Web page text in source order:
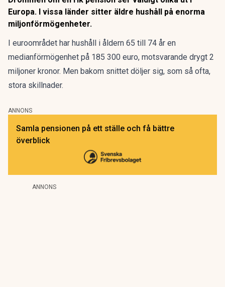
Europa. I vissa länder sitter äldre hushåll på enorma
miljonförmögenheter.
I euroområdet har hushåll i åldern 65 till 74 år en
medianförmögenhet på 185 300 euro, motsvarande drygt 2
miljoner kronor. Men bakom snittet döljer sig, som så ofta,
stora skillnader.
ANNONS
Samla pensionen på ett ställe och få bättre
överblick
ANNONS